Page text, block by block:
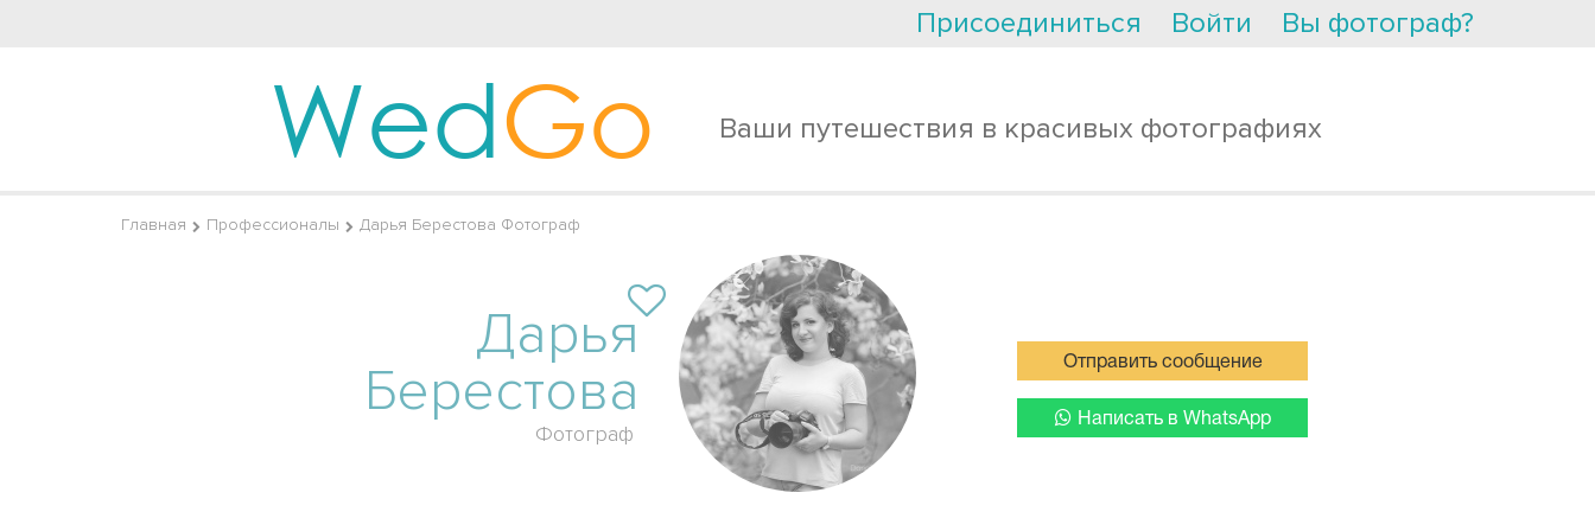
Присоединиться Войти Вы фотограф?
WedGo Ваши путешествия в красивых фотографиях
Главная Профессионалы Дарья Берестова Фотограф
Дарья
Берестова
Фотограф
Отправить сообщение
Написать в WhatsApp